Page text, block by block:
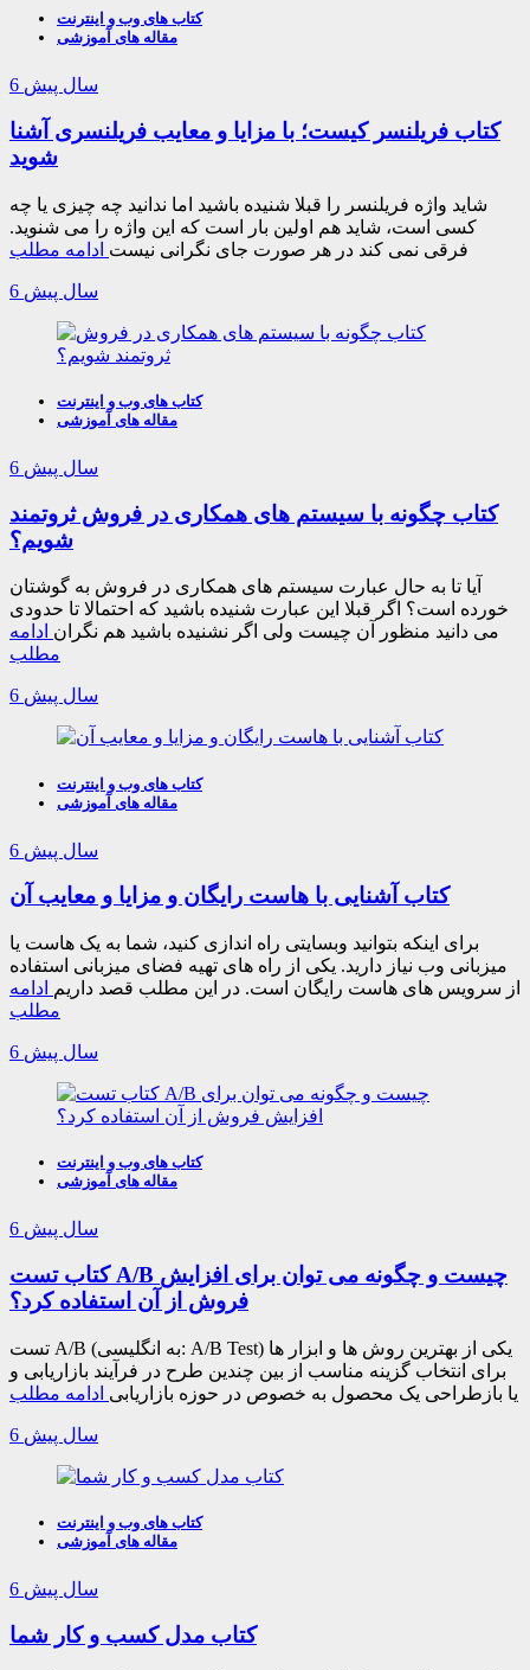
کتاب های وب و اینترنت
مقاله های آموزشی
6 سال پیش
کتاب فریلنسر کیست؛ با مزایا و معایب فریلنسری آشنا
شوید
شاید واژه فریلنسر را قبلا شنیده باشید اما ندانید چه چیزی یا چه
کسی است، شاید هم اولین بار است که این واژه را می شنوید.
فرقی نمی کند در هر صورت جای نگرانی نیست ادامه مطلب
6 سال پیش
کتاب های وب و اینترنت
مقاله های آموزشی
6 سال پیش
کتاب چگونه با سیستم های همکاری در فروش ثروتمند
شویم؟
آیا تا به حال عبارت سیستم های همکاری در فروش به گوشتان
خورده است؟ اگر قبلا این عبارت شنیده باشید که احتمالا تا حدودی
می دانید منظور آن چیست ولی اگر نشنیده باشید هم نگران ادامه
مطلب
6 سال پیش
کتاب های وب و اینترنت
مقاله های آموزشی
6 سال پیش
کتاب آشنایی با هاست رایگان و مزایا و معایب آن
برای اینکه بتوانید وبسایتی راه اندازی کنید، شما به یک هاست یا
میزبانی وب نیاز دارید. یکی از راه های تهیه فضای میزبانی استفاده
از سرویس های هاست رایگان است. در این مطلب قصد داریم ادامه
مطلب
6 سال پیش
کتاب های وب و اینترنت
مقاله های آموزشی
6 سال پیش
کتاب تست A/B چیست و چگونه می توان برای افزایش
فروش از آن استفاده کرد؟
تست A/B (به انگلیسی: A/B Test) یکی از بهترین روش ها و ابزار ها
برای انتخاب گزینه مناسب از بین چندین طرح در فرآیند بازاریابی و
یا بازطراحی یک محصول به خصوص در حوزه بازاریابی ادامه مطلب
6 سال پیش
کتاب های وب و اینترنت
مقاله های آموزشی
6 سال پیش
کتاب مدل کسب و کار شما